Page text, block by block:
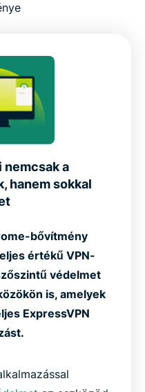
nemcsak a
hanem sokkal
bővítmény
értékű VPN-
védelmet
is, amelyek
ExpressVPN